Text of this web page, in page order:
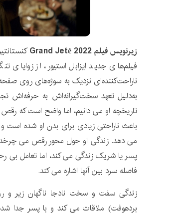
زیرنویس فیلم Grand Jeté 2022
فیلم‌های جدید ایزابل استیور، از زوایای
ناراحت‌کننده‌ای نزدیک به سوژه‌های روی صفحه
به‌دلیل تعهد سخت‌گیرانه‌اش به حرفه‌اش
تاریخچه او می دانیم، اما واضح است که
باعث ناراحتی زیادی برای بدن او شده است
می دهد. زندگی او حول محور رقص می
پسر یا شریک زندگی می کند، اما تعامل بی
فاصله سرد بین آنها اشاره می کند.
زندگی سفت و سخت نادجا ناگهان زیر و
بردهوفت) ملاقات می کند و با پسر